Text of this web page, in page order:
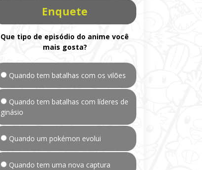
Enquete
Que tipo de episódio do anime você
mais gosta?
Quando tem batalhas com os vilões
Quando tem batalhas com líderes de
ginásio
Quando um pokémon evolui
Quando tem uma nova captura